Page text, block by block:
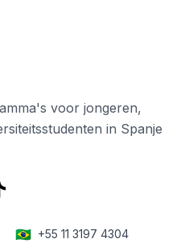
voor jongeren,
in Spanje
🇧🇷 +55 11 3197 4304